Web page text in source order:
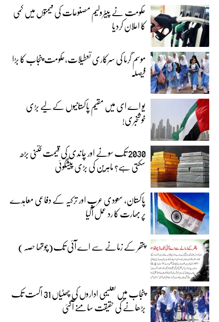
حکومت نے پیٹرولیم مصنوعات کی قیمتوں میں کمی
کا اعلان کردیا
موسم گرما کی سرکاری تعطیلات،حکومت پنجاب کا بڑا
فیصلہ
یو اے ای میں مقیم پاکستانیوں کے لیے بڑی
خوشخبری!
2030 تک سونے اور چاندی کی قیمت کتنی بڑھ
سکتی ہے؟ ماہرین کی بڑی پیشگوئی
پاکستان، سعودی عرب اور ترکیہ کے دفاعی معاہدے
پر بھارت کا رد عمل آگیا
پتھر کے زمانے سے اے آئی تک(چوتھا حصہ)
پنجاب میں تعلیمی اداروں کی چھٹیاں 31 اگست تک
بڑھانے کی حقیقت سامنے آگئی